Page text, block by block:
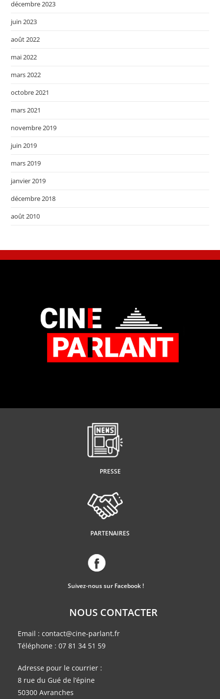
décembre 2023
juin 2023
août 2022
mai 2022
mars 2022
octobre 2021
mars 2021
novembre 2019
juin 2019
mars 2019
janvier 2019
décembre 2018
août 2010
PRESSE
PARTENAIRES
Suivez-nous sur Facebook !
NOUS CONTACTER
Email : contact@cine-parlant.fr
Téléphone : 07 81 34 51 59
Adresse pour le courrier :
8 rue du Gué de l’épine
50300 Avranches